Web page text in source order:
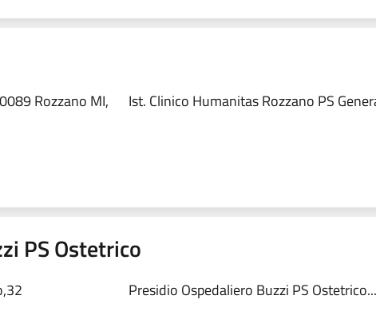
Rozzano MI,
Ist. Clinico Humanitas Rozzano PS
PS Ostetrico
Presidio Ospedaliero Buzzi PS Ostetrico...